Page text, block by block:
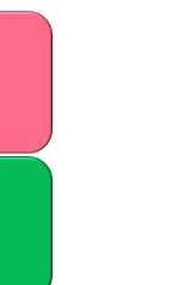
権利は、VAIOまた
て使用許諾を行うた
原権利者とします）
トウェアに関して
利を有しないもの
に関する情報の収